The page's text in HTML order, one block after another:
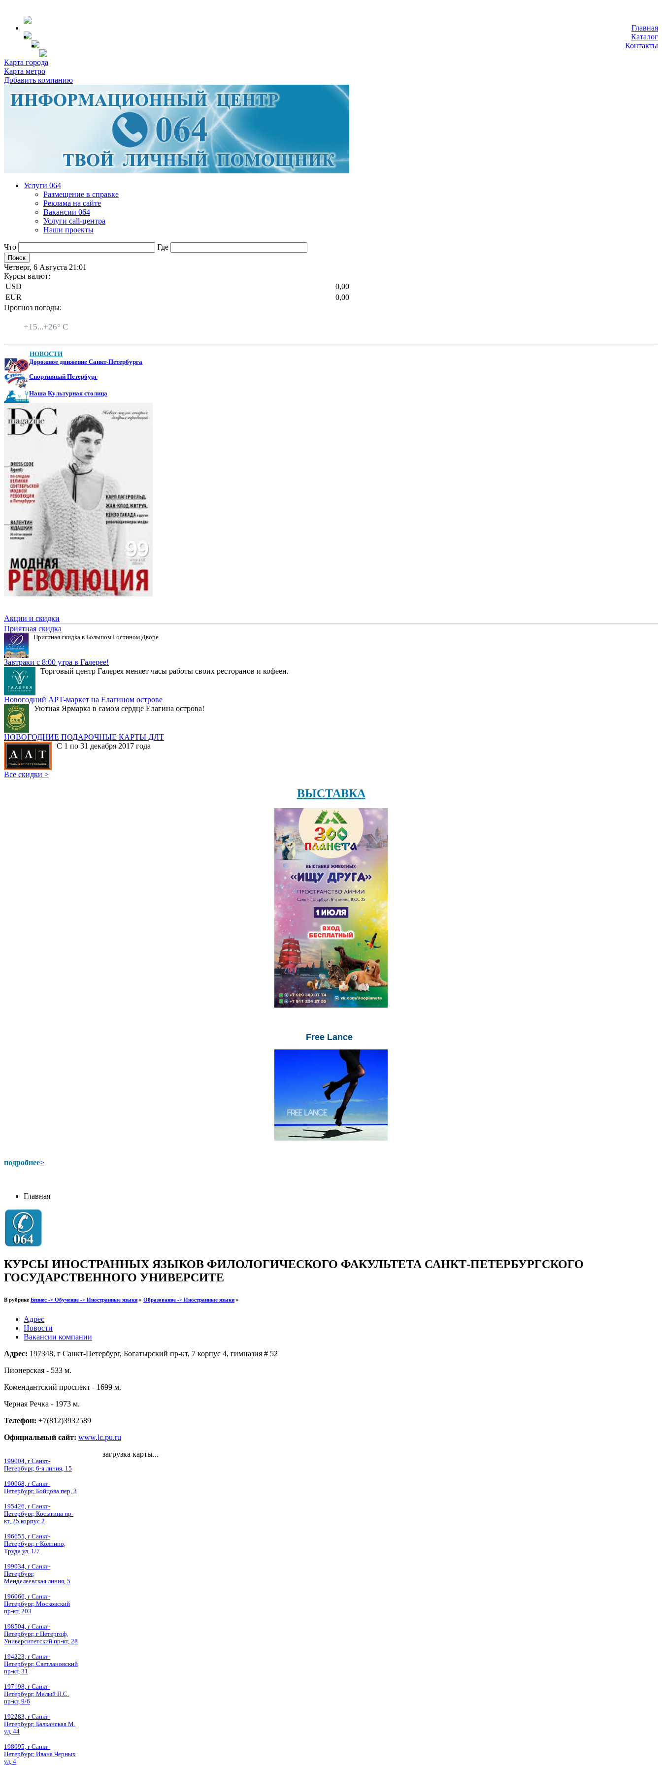
Главная
Каталог
Контакты
Карта города
Карта метро
Добавить компанию
Услуги 064
Размещение в справке
Реклама на сайте
Вакансии 064
Услуги call-центра
Наши проекты
Что Где
Четверг, 6 Августа 21:01
Курсы валют:
USD
0,00
EUR
0,00
Прогноз погоды:
+15...+26° C
НОВОСТИ
Дорожное движение Санкт-Петербурга
Спортивный Петербург
Наша Культурная столица
Акции и скидки
Приятная скидка
Приятная скидка в Большом Гостином Дворе
Завтраки с 8:00 утра в Галерее!
Торговый центр Галерея меняет часы работы своих ресторанов и кофеен.
Новогодний АРТ-маркет на Елагином острове
Уютная Ярмарка в самом сердце Елагина острова!
НОВОГОДНИЕ ПОДАРОЧНЫЕ КАРТЫ ДЛТ
С 1 по 31 декабря 2017 года
Все скидки >
ВЫСТАВКА
Free Lance
подробнее>
Главная
КУРСЫ ИНОСТРАННЫХ ЯЗЫКОВ ФИЛОЛОГИЧЕСКОГО ФАКУЛЬТЕТА САНКТ-ПЕТЕРБУРГСКОГО
ГОСУДАРСТВЕННОГО УНИВЕРСИТЕ
В рубрике Бизнес -> Обучение -> Иностранные языки » Образование -> Иностранные языки »
Адрес
Новости
Вакансии компании
Адрес: 197348, г Санкт-Петербург, Богатырский пр-кт, 7 корпус 4, гимназия # 52
Пионерская - 533 м.
Комендантский проспект - 1699 м.
Черная Речка - 1973 м.
Телефон: +7(812)3932589
Официальный сайт: www.lc.pu.ru
199004, г Санкт-
Петербург, 6-я линия, 15
190068, г Санкт-
Петербург, Бойцова пер, 3
195426, г Санкт-
Петербург, Косыгина пр-
кт, 25 корпус 2
196655, г Санкт-
Петербург, г Колпино,
Труда ул, 1/7
199034, г Санкт-
Петербург,
Менделеевская линия, 5
196066, г Санкт-
Петербург, Московский
пр-кт, 203
198504, г Санкт-
Петербург, г Петергоф,
Университетский пр-кт, 28
194223, г Санкт-
Петербург, Светлановский
пр-кт, 31
197198, г Санкт-
Петербург, Малый П.С.
пр-кт, 9/6
192283, г Санкт-
Петербург, Балканская М.
ул, 44
198095, г Санкт-
Петербург, Ивана Черных
ул, 4
загрузка карты...